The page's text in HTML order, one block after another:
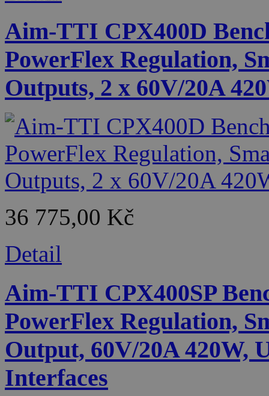
Aim-TTI CPX400D
PowerFlex Regulation,
Outputs, 2 x 60V/20A
36 775,00 Kč
Detail
Aim-TTI CPX400SP
PowerFlex Regulation,
Output, 60V/20A 420W,
Interfaces